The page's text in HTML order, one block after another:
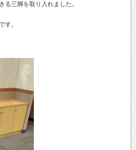
る三脚を取り入れました。
す。